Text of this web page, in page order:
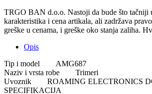
TRGO BAN d.o.o. Nastoji da bude što tačniji
karakteristika i cena artikala, ali zadržava
greške u cenama, i greške oko stanja zaliha.
Opis
Tip i model
AMG687
Naziv i vrsta robe
Trimeri
Uvoznik
ROAMING ELECTRONICS
SPECIFIKACIJA